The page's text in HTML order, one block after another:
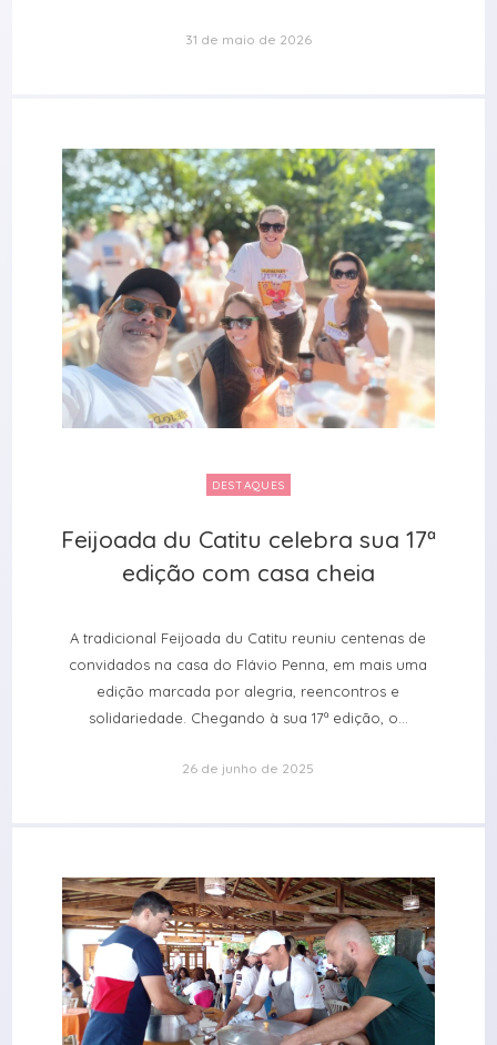
31 de maio de 2026
DESTAQUES
Feijoada du Catitu celebra sua 17ª
edição com casa cheia
Feijoada du Catitu celebra sua 17ª
edição com casa cheia
A tradicional Feijoada du Catitu reuniu centenas de
convidados na casa do Flávio Penna, em mais uma
edição marcada por alegria, reencontros e
solidariedade. Chegando à sua 17ª edição, o...
26 de junho de 2025